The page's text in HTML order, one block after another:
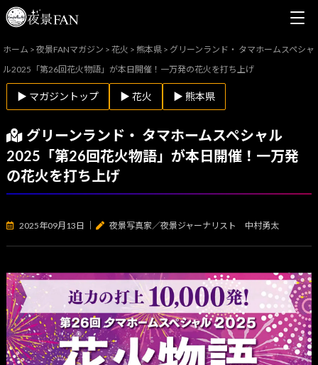
ホーム >夜景FANマガジン >花火 >熊本県 > グリーンランド・ タマホームスペシャ
ル2025「第26回花火物語」が本日開催！一万発の花火を打ち上げ
▶ マガジントップ ▶ 花火 ▶ 熊本県
グリーンランド・ タマホームスペシャル
2025「第26回花火物語」が本日開催！一万発
の花火を打ち上げ
2025年09月13日 夜景写真家／夜景ジャーナリスト 中村勇太